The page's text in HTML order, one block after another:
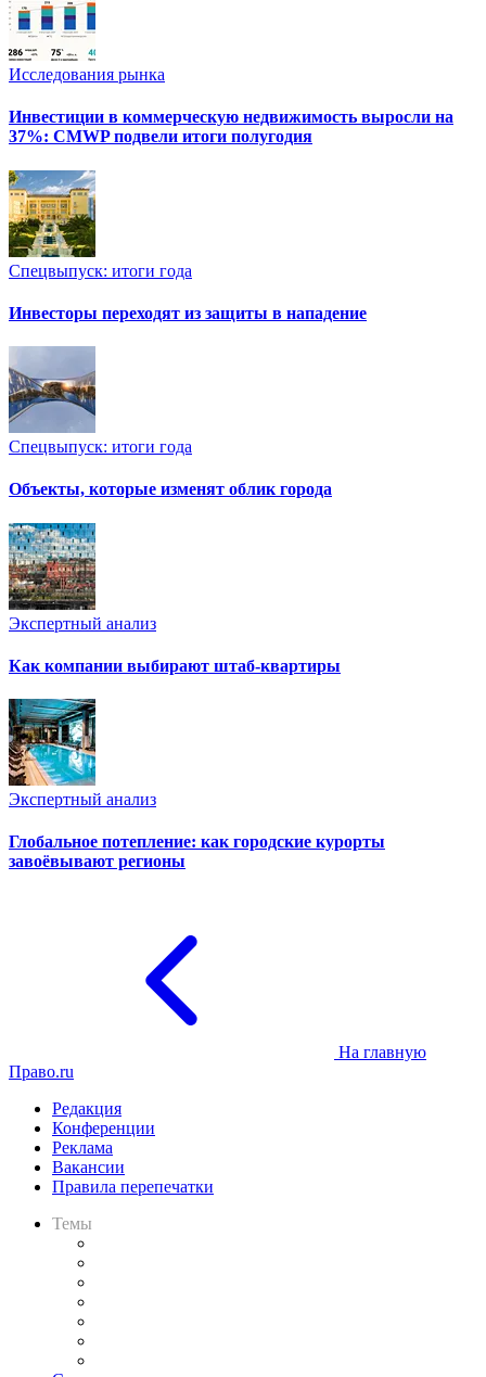
Исследования рынка
Инвестиции в коммерческую недвижимость выросли на
37%: CMWP подвели итоги полугодия
Спецвыпуск: итоги года
Инвесторы переходят из защиты в нападение
Спецвыпуск: итоги года
Объекты, которые изменят облик города
Экспертный анализ
Как компании выбирают штаб-квартиры
Экспертный анализ
Глобальное потепление: как городские курорты
завоёвывают регионы
На главную
Право.ru
Редакция
Конференции
Реклама
Вакансии
Правила перепечатки
Темы